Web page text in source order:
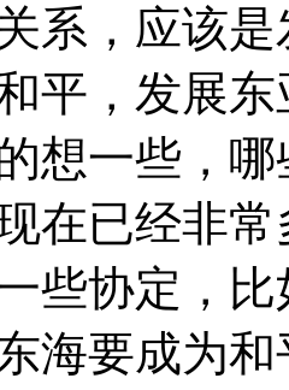
系，应该
平，发展
想一些，
在已经非
些协定，
海要成为